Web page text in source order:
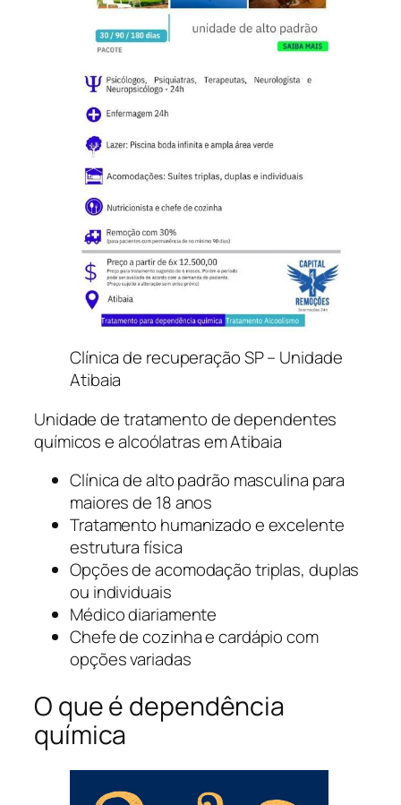
Clínica de recuperação SP – Unidade
Atibaia
Unidade de tratamento de dependentes
químicos e alcoólatras em Atibaia
Clínica de alto padrão masculina para
maiores de 18 anos
Tratamento humanizado e excelente
estrutura física
Opções de acomodação triplas, duplas
ou individuais
Médico diariamente
Chefe de cozinha e cardápio com
opções variadas
O que é dependência
química